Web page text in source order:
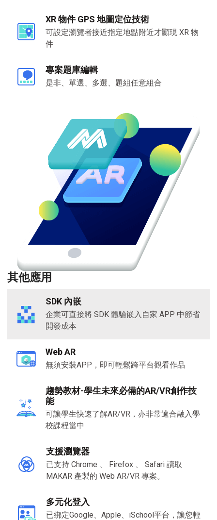
XR 物件 GPS 地圖定位技術
可設定瀏覽者接近指定地點附近才顯現 XR 物
件
專案題庫編輯
是非、單選、多選、題組任意組合
其他應用
SDK 內嵌
企業可直接將 SDK 體驗嵌入自家 APP 中節省
開發成本
Web AR
無須安裝APP ，即可輕鬆跨平台觀看作品
趨勢教材-學生未來必備的AR/VR創作技
能
可讓學生快速了解AR/VR ，亦非常適合融入學
校課程當中
支援瀏覽器
已支持 Chrome 、 Firefox 、 Safari 讀取
MAKAR 產製的 Web AR/VR 專案。
多元化登入
已綁定Google、Apple、iSchool平台，讓您輕